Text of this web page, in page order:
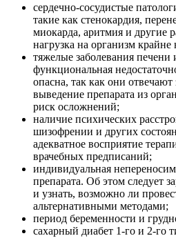
сердечно-сосудистые
такие как стенокардия,
миокарда, аритмия и другие
нагрузка на организм крайне
тяжелые заболевания
функциональная
опасна, так как они отвечают
выведение препарата из
риск осложнений;
наличие психических
шизофрении и других
адекватное восприятие
врачебных предписаний;
индивидуальная
препарата. Об этом следует
и узнать, возможно ли
альтернативными методами;
период беременности и
сахарный диабет 1-го и 2-го